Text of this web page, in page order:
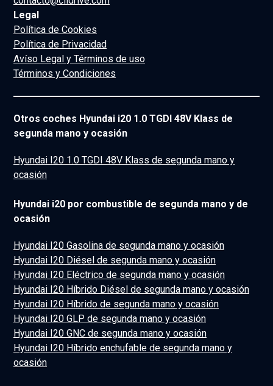
Legal
Política de Cookies
Política de Privacidad
Avíso Legal y Términos de uso
Términos y Condiciones
Otros coches Hyundai i20 1.0 TGDI 48V Klass de
segunda mano y ocasión
Hyundai I20 1.0 TGDI 48V Klass de segunda mano y
ocasión
Hyundai i20 por combustible de segunda mano y de
ocasión
Hyundai I20 Gasolina de segunda mano y ocasión
Hyundai I20 Diésel de segunda mano y ocasión
Hyundai I20 Eléctrico de segunda mano y ocasión
Hyundai I20 Híbrido Diésel de segunda mano y ocasión
Hyundai I20 Híbrido de segunda mano y ocasión
Hyundai I20 GLP de segunda mano y ocasión
Hyundai I20 GNC de segunda mano y ocasión
Hyundai I20 Híbrido enchufable de segunda mano y
ocasión